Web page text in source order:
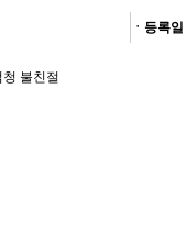
ㆍ등록
불친절